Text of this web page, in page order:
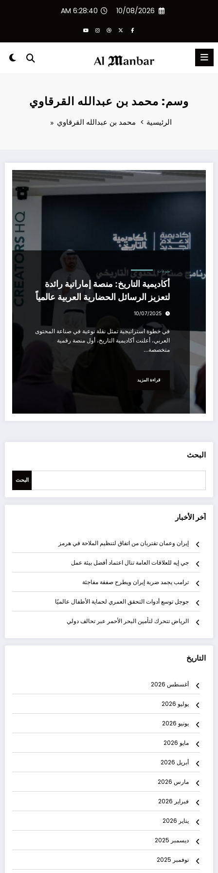
10/08/2026
6:28:40 AM
وسم: محمد بن عبدالله القرقاوي
الرئيسية محمد بن عبدالله القرقاوي
منوعات
أكاديمية التاريخ: منصة إماراتية رائدة
لتعزيز الرسائل الحضارية العربية عالمياً
10/07/2025
في خطوة استراتيجية تمثل نقلة نوعية في صناعة المحتوى
العربي، أعلنت أكاديمية التاريخ، أول منصة رقمية
متخصصة…
قراءة المزيد
البحث
البحث
آخر الأخبار
إيران وعمان تقتربان من اتفاق لتنظيم الملاحة في هرمز
جي إيه للعلاقات العامة تنال اعتماد أفضل بيئة عمل
ترامب يجمد ضربة إيران ويطرح صفقة مفاجئة
جوجل توسع أدوات التحقق العمري لحماية الأطفال عالميًا
الرياض تتحرك لتأمين البحر الأحمر عبر تحالف دولي
التاريخ
أغسطس 2026
يوليو 2026
يونيو 2026
مايو 2026
أبريل 2026
مارس 2026
فبراير 2026
يناير 2026
ديسمبر 2025
نوفمبر 2025